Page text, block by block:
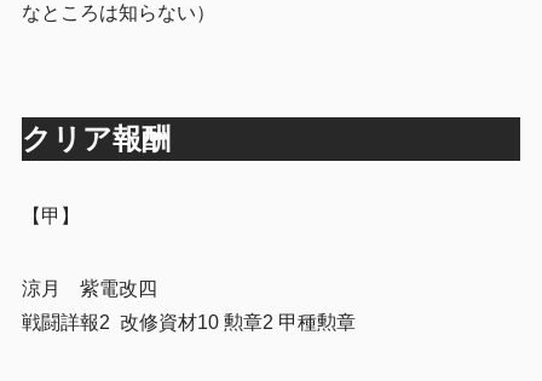
なところは知らない）
クリア報酬
【甲】
涼月 紫電改四
戦闘詳報2 改修資材10 勲章2 甲種勲章